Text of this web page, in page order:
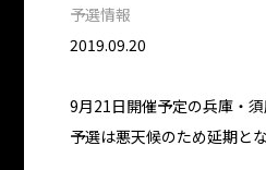
予選情報
2019.09.20
9月21日開催予定の兵庫・
予選は悪天候のため延期と